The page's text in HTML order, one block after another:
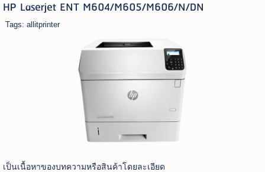
HP Laserjet ENT M604/M605/M606/N/DN
Tags: allitprinter
เป็นเนื้อหาของบทความหรือสินค้าโดยละเอียด